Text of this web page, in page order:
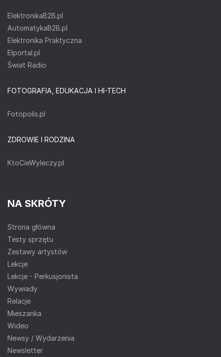
ElektronikaB2B.pl
AutomatykaB2B.pl
Elektronika Praktyczna
Elportal.pl
Świat Radio
FOTOGRAFIA, EDUKACJA I HI-TECH
Fotopolis.pl
ZDROWIE I RODZINA
KtoCieWyleczy.pl
NA SKRÓTY
Strona główna
Testy sprzętu
Zestawy artystów
Lekcje
Lekcje - Perkusjonista
Wywiady
Relacje
Mieszanka
Wideo
Newsy / Wydarzenia
Newsletter